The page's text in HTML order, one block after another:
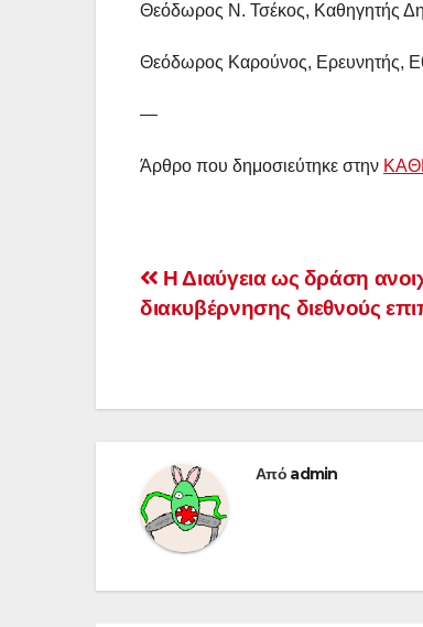
Θεόδωρος Ν. Τσέκος, Καθηγητής
Θεόδωρος Καρούνος, Ερευνητής,
—
Άρθρο που δημοσιεύτηκε στην
Πλοήγηση
άρθρων
Η Διαύγεια ως δράση
διακυβέρνησης διεθνούς
Από admin